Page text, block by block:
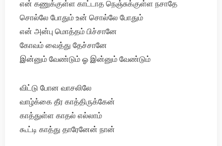
என் கணுக்குள்ள காட்டாத நெஞ்சுக்குள்ள நசாதே
சொல்லே போதும் உன் சொல்லே போதும்
என் அன்பு மொத்தம் பிச்சானே
கோவம் வைத்து தேச்சானே
இன்னும் வேண்டும் ஓ இன்னும் வேண்டும்
விட்டு போன வாசலிலே
வாழ்க்கை தீர காத்திருக்கேன்
காத்துள்ள காதல் எல்லாம்
கூட்டி காத்து தாரேனேன் நான்